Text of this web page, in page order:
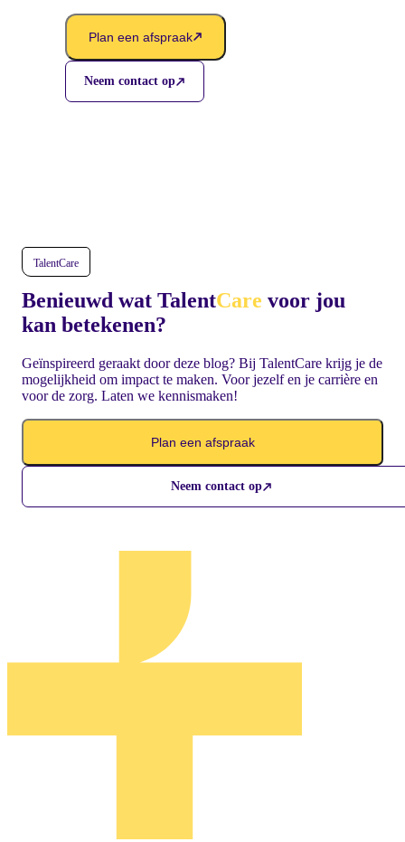
Plan een afspraak
Neem contact op
TalentCare
Benieuwd wat TalentCare voor jou
kan betekenen?
Geïnspireerd geraakt door deze blog? Bij TalentCare krijg je de
mogelijkheid om impact te maken. Voor jezelf en je carrière en
voor de zorg. Laten we kennismaken!
Plan een afspraak
Neem contact op